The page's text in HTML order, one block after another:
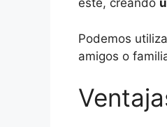
este, creando
Podemos
amigos o